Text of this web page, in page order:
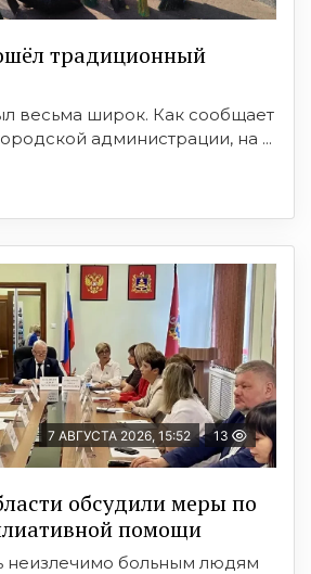
традиционный
весьма широк. Как сообщает
администрации, на ...
7 АВГУСТА 2026, 15:52 13
обсудили меры по
помощи
неизлечимо больным людям